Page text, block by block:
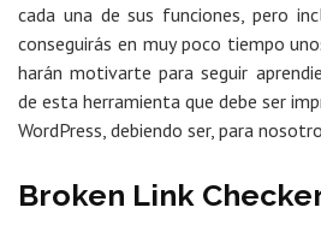
cada una de sus funciones, pero
conseguirás en muy poco tiempo
harán motivarte para seguir
de esta herramienta que debe ser
WordPress, debiendo ser, para
Broken Link